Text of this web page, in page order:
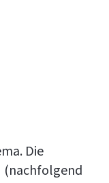
Die
(nachfolgend